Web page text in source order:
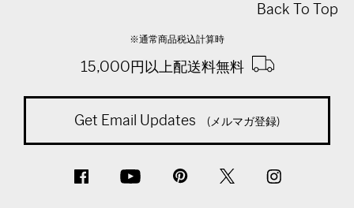
Back To Top
※通常商品税込計算時
15,000円以上配送料無料
Get Email Updates (メルマガ登録)